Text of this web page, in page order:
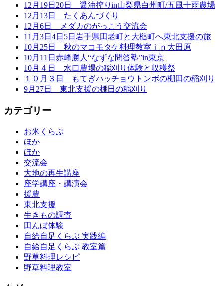
12月19日20日 醤油搾りin山梨県白州町/五風十雨農場
12月13日 たくあんづくり
12月6日 メダカのがっこう交流会
11月3日4日5日岩手県田老町と大槌町へ東北支援の旅
10月25日 秋のマコモタケ料理教室ｉｎ大田原
10月11日赤峰勝人“なずな問答塾”in東京
10月４日 水口農場の稲刈り体験と収穫祭
１０月３日 もてぎハッチョウトンボの棚田の稲刈り
9月27日 東北支援の棚田の稲刈り
カテゴリー
お米くらぶ
ほか
ほか
交流会
大地の再生講座
座学講座・講演会
援農
東北支援
生きもの調査
田んぼ体験
自給自足くらぶ 実践編
自給自足くらぶ 教室篇
野草料理レシピ
野草料理教室